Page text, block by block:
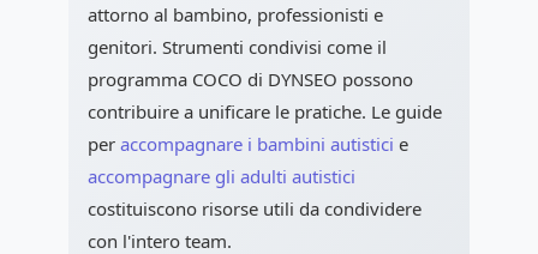
attorno al bambino, professionisti e
genitori. Strumenti condivisi come il
programma COCO di DYNSEO possono
contribuire a unificare le pratiche. Le guide
per accompagnare i bambini autistici e
accompagnare gli adulti autistici
costituiscono risorse utili da condividere
con l'intero team.